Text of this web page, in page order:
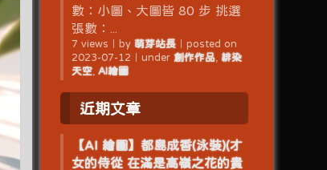
數：小圖、大圖皆 80 步 挑選
張數：...
7 views by 萌芽站長｜ posted on
2023-07-12
under 創作作品, 緋染
天空, AI繪圖
近期文章
【AI 繪圖】都島成香(泳裝)(才
女的侍從 在滿是高嶺之花的貴